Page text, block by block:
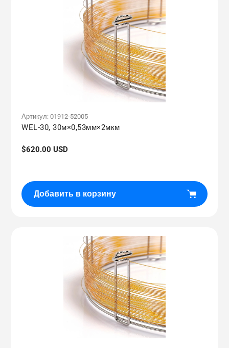
Артикул: 01912-52005
WEL-30, 30м×0,53мм×2мкм
Обычная
$620.00 USD
Добавить в корзину